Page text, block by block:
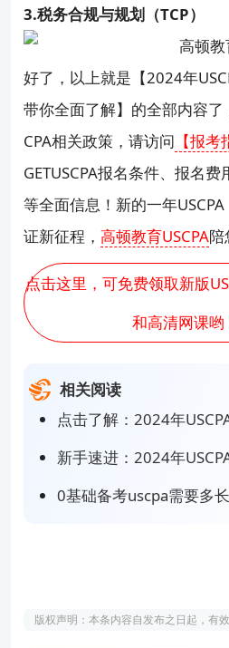
3.税务合规与规划（TCP）
好了，以上就是【2024年
带你全面了解】的全部内容
CPA相关政策，请访问 【报
GETUSCPA报名条件、报名
等全面信息！新的一年
证新征程，高顿教育USCPA陪
点击这里，可免费领取新版
和高清网课哟
相关阅读
点击了解：2024年
新手速进：2024年
0基础备考uscpa需要多长时
版权声明：本条内容自发布之日起，有